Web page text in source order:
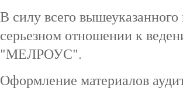
В силу всего
серьезном отношении к
"МЕЛРОУС".
Оформление материалов